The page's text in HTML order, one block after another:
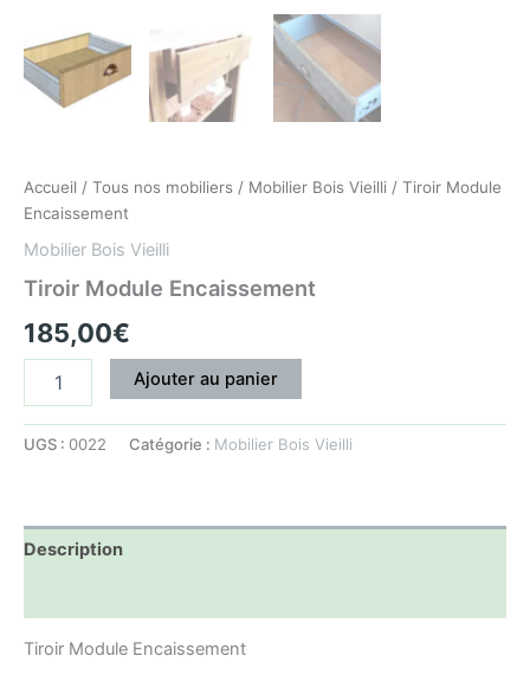
Accueil / Tous nos mobiliers / Mobilier Bois Vieilli / Tiroir Module
Encaissement
Mobilier Bois Vieilli
Tiroir Module Encaissement
185,00€
Ajouter au panier
UGS : 0022 Catégorie : Mobilier Bois Vieilli
Description
Tiroir Module Encaissement